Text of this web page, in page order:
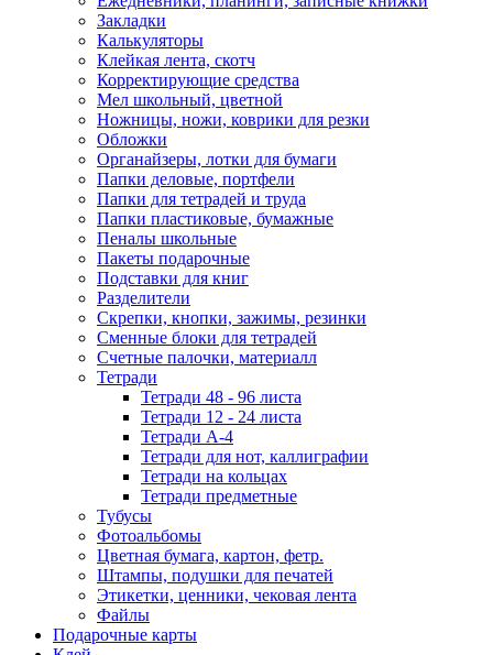
Закладки
Калькуляторы
Клейкая лента, скотч
Корректирующие средства
Мел школьный, цветной
Ножницы, ножи, коврики для резки
Обложки
Органайзеры, лотки для бумаги
Папки деловые, портфели
Папки для тетрадей и труда
Папки пластиковые, бумажные
Пеналы школьные
Пакеты подарочные
Подставки для книг
Разделители
Скрепки, кнопки, зажимы, резинки
Сменные блоки для тетрадей
Счетные палочки, материалл
Тетради
Тетради 48 - 96 листа
Тетради 12 - 24 листа
Тетради А-4
Тетради для нот, каллиграфии
Тетради на кольцах
Тетради предметные
Тубусы
Фотоальбомы
Цветная бумага, картон, фетр.
Штампы, подушки для печатей
Этикетки, ценники, чековая лента
Файлы
Подарочные карты